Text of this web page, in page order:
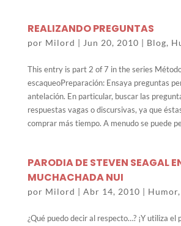
REALIZANDO PREGUNTAS
por Milord | Jun 20, 2010 | Blog,
This entry is part 2 of 7 in the series
escaqueoPreparación: Ensaya preguntas
antelación. En particular, buscar las
respuestas vagas o discursivas, ya que
comprar más tiempo. A menudo se puede
PARODIA DE STEVEN SEAGAL
MUCHACHADA NUI
por Milord | Abr 14, 2010 | Humor,
¿Qué puedo decir al respecto…? ¡Y utiliza el